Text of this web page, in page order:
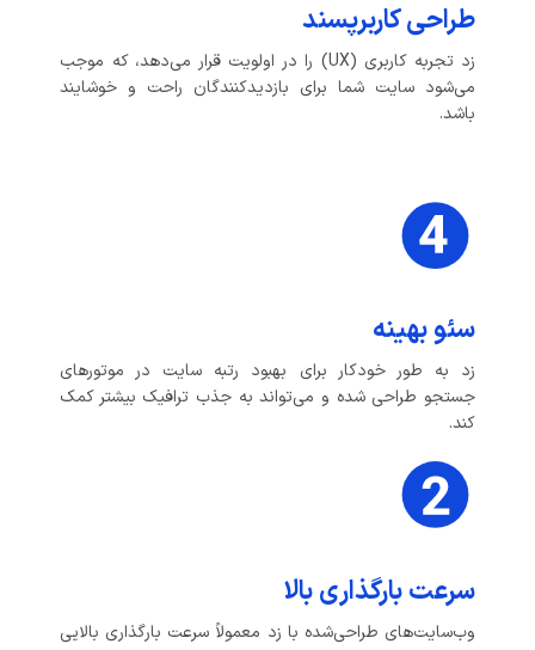
طراحی کاربرپسند
زد تجربه کاربری (UX) را در اولویت قرار می‌دهد، که موجب
می‌شود سایت شما برای بازدیدکنندگان راحت و خوشایند
باشد.
سئو بهینه
زد به طور خودکار برای بهبود رتبه سایت در موتورهای
جستجو طراحی شده و می‌تواند به جذب ترافیک بیشتر کمک
کند.
سرعت بارگذاری بالا
وب‌سایت‌های طراحی‌شده با زد معمولاً سرعت بارگذاری بالایی